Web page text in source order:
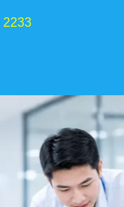
2233